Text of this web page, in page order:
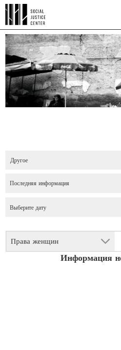
Другое
Права женщин
Последняя информация
Информация